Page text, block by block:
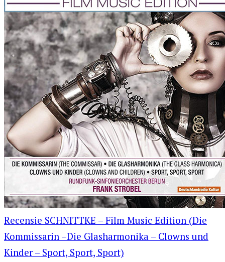
Recensie SCHNITTKE – Film Music Edition (Die
Kommissarin –Die Glasharmonika – Clowns und
Kinder – Sport, Sport, Sport)